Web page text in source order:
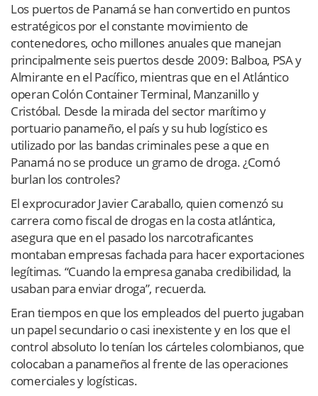
Los puertos de Panamá se han convertido en puntos
estratégicos por el constante movimiento de
contenedores, ocho millones anuales que manejan
principalmente seis puertos desde 2009: Balboa, PSA y
Almirante en el Pacífico, mientras que en el Atlántico
operan Colón Container Terminal, Manzanillo y
Cristóbal. Desde la mirada del sector marítimo y
portuario panameño, el país y su hub logístico es
utilizado por las bandas criminales pese a que en
Panamá no se produce un gramo de droga. ¿Comó
burlan los controles?
El exprocurador Javier Caraballo, quien comenzó su
carrera como fiscal de drogas en la costa atlántica,
asegura que en el pasado los narcotraficantes
montaban empresas fachada para hacer exportaciones
legítimas. “Cuando la empresa ganaba credibilidad, la
usaban para enviar droga”, recuerda.
Eran tiempos en que los empleados del puerto jugaban
un papel secundario o casi inexistente y en los que el
control absoluto lo tenían los cárteles colombianos, que
colocaban a panameños al frente de las operaciones
comerciales y logísticas.